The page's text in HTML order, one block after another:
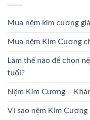
Mua nệm kim cương
Mua nệm Kim Cương
Làm thế nào để chọn
tuổi?
Nệm Kim Cương –
Vì sao nệm Kim